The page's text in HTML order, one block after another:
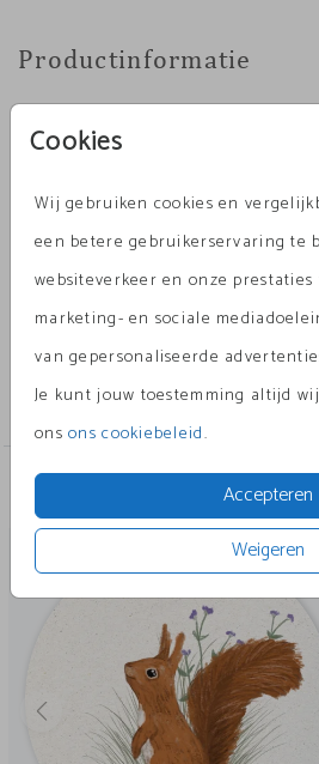
Cookies
Wij gebruiken cookies en
een betere gebruikerservaring te
websiteverkeer en onze
marketing- en sociale
van gepersonaliseerde
Je kunt jouw toestemming altijd
onsons cookiebeleid.
Accepteren
Weigeren
Productinformatie
Omschrijving
van een schelp. Je kunt de
van de sticker aanpassen in de
beeldbank staan nog andere
Toon meer
Collectie
Sluitzegels
Andere leuke ontwerpen